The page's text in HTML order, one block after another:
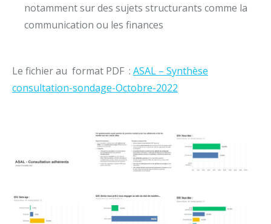
notamment sur des sujets structurants comme la
communication ou les finances
Le fichier au format PDF : ASAL – Synthèse
consultation-sondage-Octobre-2022